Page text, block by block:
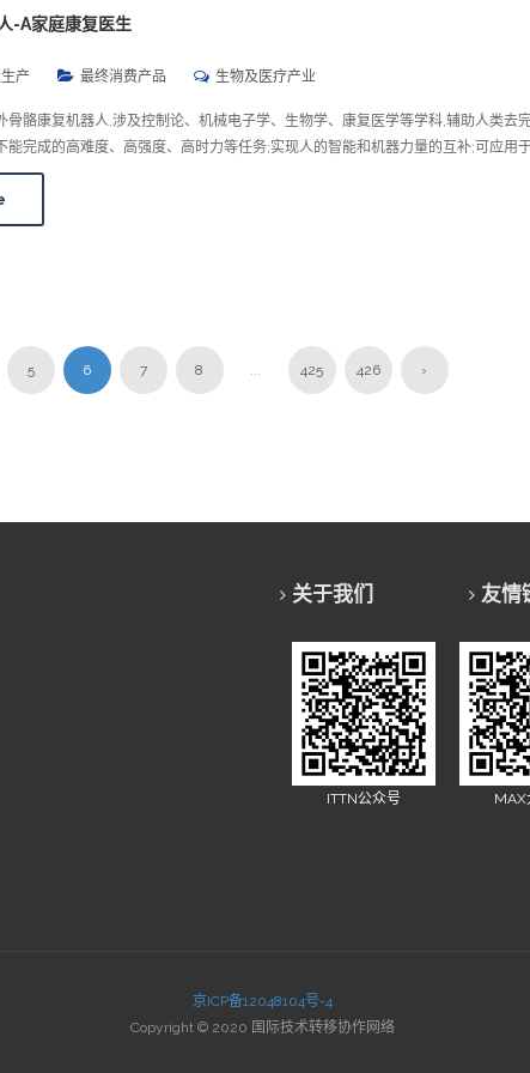
-A家庭康复医生
产 最终消费产品 生物及医疗产业
骨骼康复机器人,涉及控制论、机械电子学、生物学、康复医学等学科,辅助人类去
能完成的高难度、高强度、高时力等任务;实现人的智能和机器力量的互补;可应用
5 6 7 8 ... 425 426 ›
关于我们 友情
ITTN公众号 MAX
京ICP备12048104号-4
Copyright © 2020 国际技术转移协作网络